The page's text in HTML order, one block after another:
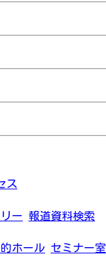
ス
ー 報道資料検索
ホール セミナー室